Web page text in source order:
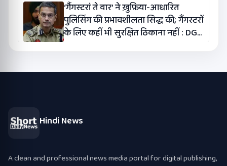
‘गैंगस्टरां ते वार’ ने ख़ुफ़िया-आधारित
पुलिसिंग की प्रभावशीलता सिद्ध की; गैंगस्टरों
के लिए कहीं भी सुरक्षित ठिकाना नहीं : DGP
Hindi News
A clean and professional news media portal for digital publishing,